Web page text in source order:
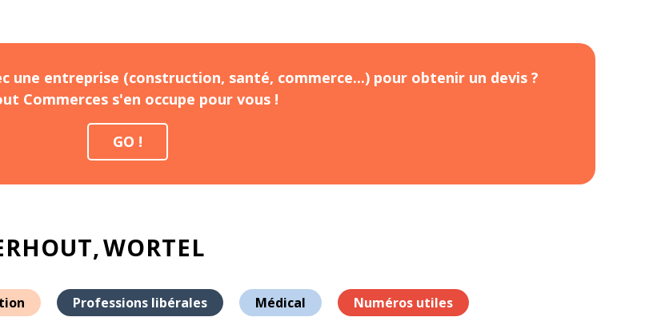
une entreprise (construction, santé, commerce...) pour obtenir un devis ?
Commerces s'en occupe pour vous !
GO !
WORTEL
Professions libérales Médical Numéros utiles